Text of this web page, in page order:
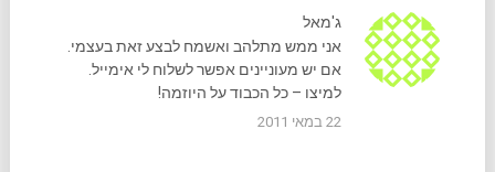
ג'מאל
אני ממש מתלהב ואשמח לבצע זאת בעצמי.
אם יש מעוניינים אפשר לשלוח לי אימייל.
למיצו – כל הכבוד על היוזמה!
22 במאי 2011